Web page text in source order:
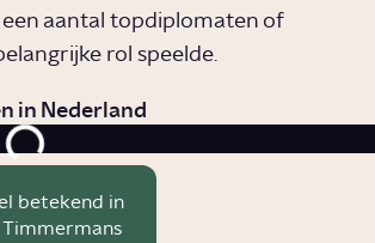
aantal topdiplomaten of
rol speelde.
in Nederland
betekend in